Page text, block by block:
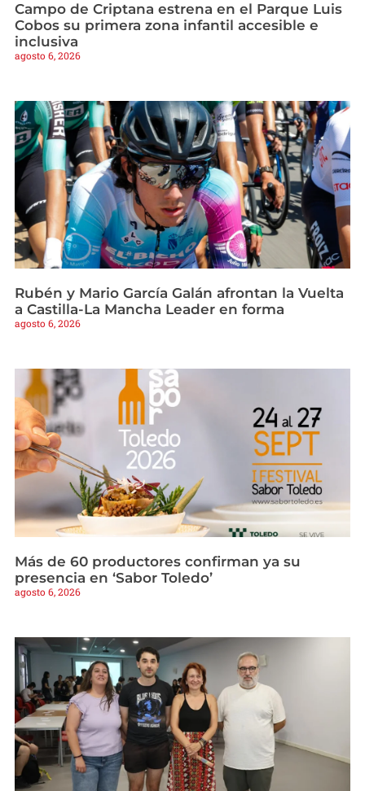
Campo de Criptana estrena en el Parque Luis
Cobos su primera zona infantil accesible e
inclusiva
agosto 6, 2026
Rubén y Mario García Galán afrontan la Vuelta
a Castilla-La Mancha Leader en forma
agosto 6, 2026
Más de 60 productores confirman ya su
presencia en ‘Sabor Toledo’
agosto 6, 2026